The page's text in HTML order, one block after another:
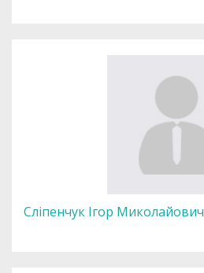
Сліпенчук Ігор Миколайович